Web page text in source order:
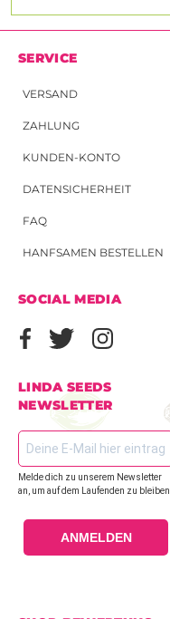
SERVICE
VERSAND
ZAHLUNG
KUNDEN-KONTO
DATENSICHERHEIT
FAQ
HANFSAMEN BESTELLEN
SOCIAL MEDIA
LINDA SEEDS
NEWSLETTER
Melde dich zu unserem Newsletter
an, um auf dem Laufenden zu bleiben.
ANMELDEN